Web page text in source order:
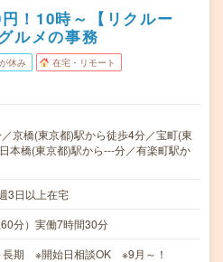
！10時～【リクルー
ルメの事務
休み 在宅・リモート
京橋(東京都)駅から徒歩4分／宝町(東
本橋(東京都)駅から---分／有楽町駅か
3日以上在宅
分）実働7時間30分
長期 ※開始日相談OK ※9月～！